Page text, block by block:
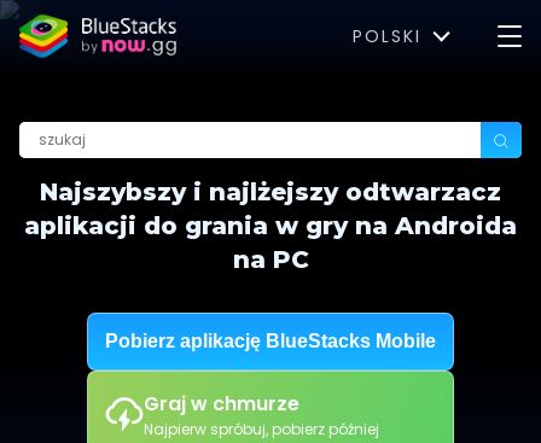
POLSKI
Najszybszy i najlżejszy odtwarzacz
aplikacji do grania w gry na Androida
na PC
Pobierz aplikację BlueStacks Mobile
Graj w chmurze
Najpierw spróbuj, pobierz później